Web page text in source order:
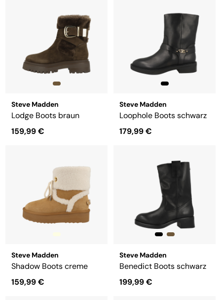
Steve Madden
Lodge Boots braun
159,99 €
Steve Madden
Loophole Boots schwarz
179,99 €
Steve Madden
Shadow Boots creme
159,99 €
Steve Madden
Benedict Boots schwarz
199,99 €